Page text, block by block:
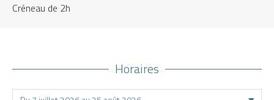
Créneau de 2h
Horaires